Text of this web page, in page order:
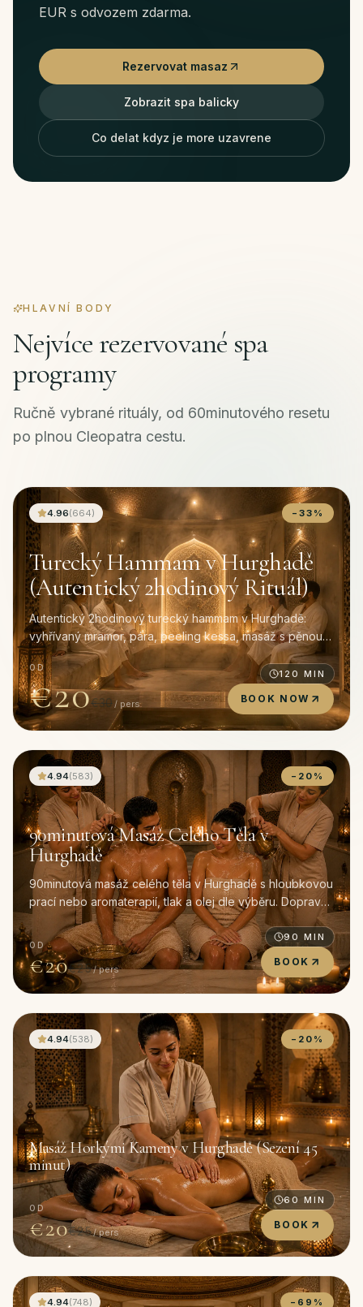
EUR s odvozem zdarma.
Rezervovat masaz
Zobrazit spa balicky
Co delat kdyz je more uzavrene
HLAVNÍ BODY
Nejvíce rezervované spa
programy
Ručně vybrané rituály, od 60minutového resetu
po plnou Cleopatra cestu.
4.96(664) −33 %
Turecký Hammam v Hurghadě
(Autentický 2hodinový Rituál)
Autentický 2hodinový turecký hammam v Hurghadě:
vyhřívaný mramor, pára, peeling kessa, masáž s pěnou z
olivového mýdla a 45min celotělová masáž. Doprava
zdarma.
OD
€20€30/ pers
120 MIN
BOOK NOW
4.94(583) − 20 %
90minutová Masáž Celého Těla v
Hurghadě
90minutová masáž celého těla v Hurghadě s hloubkovou
prací nebo aromaterapií, tlak a olej dle výběru. Doprava
zdarma. Naše nejrezervovanější jednotlivá masáž.
OD
€20€25/ pers
90 MIN
BOOK
4.94(538) − 20 %
Masáž Horkými Kameny v Hurghadě (Sezení 45
minut)
OD
€20€25/ pers
60 MIN
BOOK
4.94(748) − 69 %